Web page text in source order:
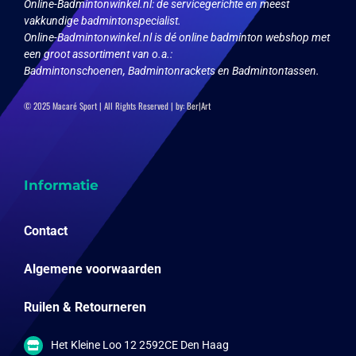
Online-Badmintonwinkel.nl:de servicegerichte en meest
vakkundige badmintonspecialist.
Online-Badmintonwinkel.nl is dé online badminton webshop met
een groot assortiment van o.a.:
Badmintonschoenen, Badmintonrackets en Badmintontassen.
© 2025 Macaré Sport | All Rights Reserved | by:Ber|Art
Informatie
Contact
Algemene voorwaarden
Ruilen & Retourneren
Het Kleine Loo 12 2592CE Den Haag